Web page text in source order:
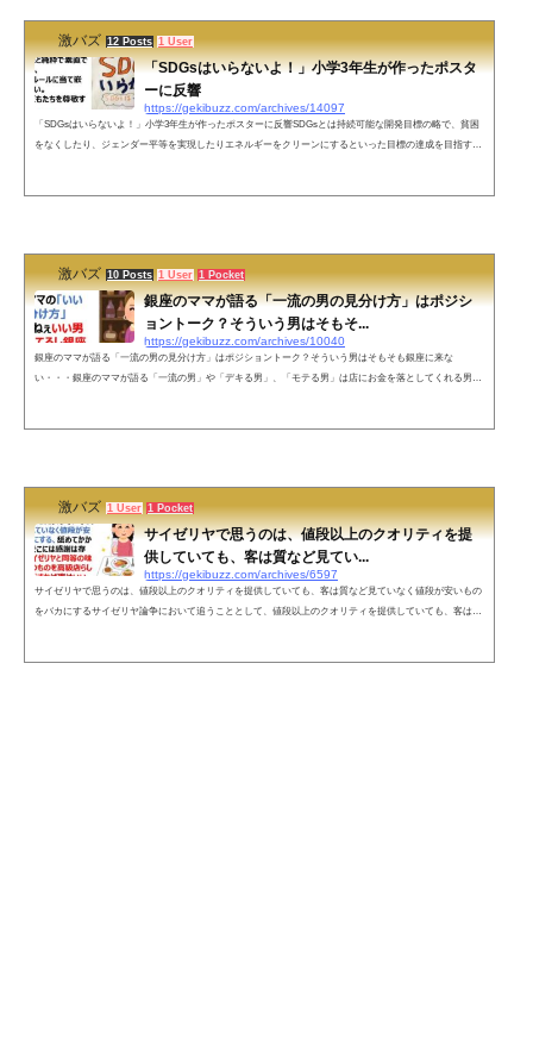
激バズ 12 Posts 1 User
「SDGsはいらないよ！」小学3年生が作ったポスタ
ーに反響
https://gekibuzz.com/archives/14097
「SDGsはいらないよ！」小学3年生が作ったポスターに反響SDGsとは持続可能な開発目標の略で、貧困
をなくしたり、ジェンダー平等を実現したりエネルギーをクリーンにするといった目標の達成を目指すも
激バズ 10 Posts 1 User 1 Pocket
銀座のママが語る「一流の男の見分け方」はポジシ
ョントーク？そういう男はそもそ...
https://gekibuzz.com/archives/10040
銀座のママが語る「一流の男の見分け方」はポジショントーク？そういう男はそもそも銀座に来な
い・・・銀座のママが語る「一流の男」や「デキる男」、「モテる男」は店にお金を落としてくれる男、
激バズ 1 User 1 Pocket
サイゼリヤで思うのは、値段以上のクオリティを提
供していても、客は質など見てい...
https://gekibuzz.com/archives/6597
サイゼリヤで思うのは、値段以上のクオリティを提供していても、客は質など見ていなく値段が安いもの
をバカにするサイゼリヤ論争において追うこととして、値段以上のクオリティを提供していても、客は質